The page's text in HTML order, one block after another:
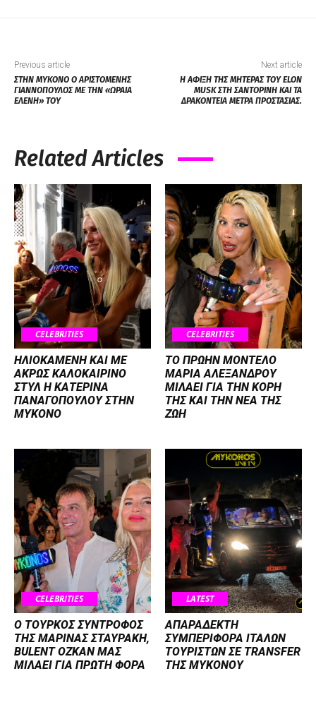
Previous article
ΣΤΗΝ ΜΥΚΟΝΟ Ο ΑΡΙΣΤΟΜΕΝΗΣ
ΓΙΑΝΝΟΠΟΥΛΟΣ ΜΕ ΤΗΝ «ΩΡΑΙΑ
ΕΛΕΝΗ» ΤΟΥ
Next article
Η ΑΦΙΞΗ ΤΗΣ ΜΗΤΕΡΑΣ ΤΟΥ ELON
MUSK ΣΤΗ ΣΑΝΤΟΡΙΝΗ ΚΑΙ ΤΑ
ΔΡΑΚΟΝΤΕΙΑ ΜΕΤΡΑ ΠΡΟΣΤΑΣΙΑΣ.
Related Articles
CELEBRITIES
ΗΛΙΟΚΑΜΕΝΗ ΚΑΙ ΜΕ
ΑΚΡΩΣ ΚΑΛΟΚΑΙΡΙΝΟ
ΣΤΥΛ Η ΚΑΤΕΡΙΝΑ
ΠΑΝΑΓΟΠΟΥΛΟΥ ΣΤΗΝ
ΜΥΚΟΝΟ
CELEBRITIES
ΤΟ ΠΡΩΗΝ ΜΟΝΤΕΛΟ
ΜΑΡΙΑ ΑΛΕΞΑΝΔΡΟΥ
ΜΙΛΑΕΙ ΓΙΑ ΤΗΝ ΚΟΡΗ
ΤΗΣ ΚΑΙ ΤΗΝ ΝΕΑ ΤΗΣ
ΖΩΗ
CELEBRITIES
Ο ΤΟΥΡΚΟΣ ΣΥΝΤΡΟΦΟΣ
ΤΗΣ ΜΑΡΙΝΑΣ ΣΤΑΥΡΑΚΗ,
BULENT OZKAN ΜΑΣ
ΜΙΛΑΕΙ ΓΙΑ ΠΡΩΤΗ ΦΟΡΑ
LATEST
ΑΠΑΡΑΔΕΚΤΗ
ΣΥΜΠΕΡΙΦΟΡΑ ΙΤΑΛΩΝ
ΤΟΥΡΙΣΤΩΝ ΣΕ TRANSFER
ΤΗΣ ΜΥΚΟΝΟΥ